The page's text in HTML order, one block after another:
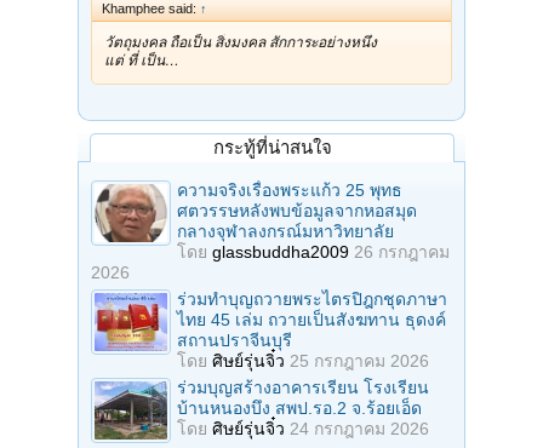
Khamphee said: ↑
วัตถุมงคล ถือเป็น สิ่งมงคล สักการะอย่างหนึ่ง
แต่ ที่ เป็น…
กระทู้ที่น่าสนใจ
ความจริงเรื่องพระแก้ว 25 พุทธ
ศตวรรษหลังพบข้อมูลจากหอสมุด
กลางจุฬาลงกรณ์มหาวิทยาลัย
โดย glassbuddha2009 26 กรกฎาคม
2026
ร่วมทําบุญถวายพระไตรปิฎกชุดภาษา
ไทย 45 เล่ม ถวายเป็นสังฆทาน ธุดงค์
สถานปราจีนบุรี
โดย ศิษย์รุ่นจิ๋ว 25 กรกฎาคม 2026
ร่วมบุญสร้างอาคารเรียน โรงเรียน
บ้านหนองบึง สพป.รอ.2 จ.ร้อยเอ็ด
โดย ศิษย์รุ่นจิ๋ว 24 กรกฎาคม 2026